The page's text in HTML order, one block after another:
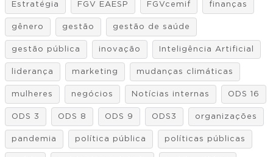
Estratégia FGV EAESP FGVcemif finanças
gênero gestão gestão de saúde
gestão pública inovação Inteligência Artificial
liderança marketing mudanças climáticas
mulheres negócios Notícias internas ODS 16
ODS 3 ODS 8 ODS 9 ODS3 organizações
pandemia política pública políticas públicas